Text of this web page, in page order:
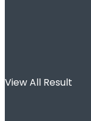
View All Result